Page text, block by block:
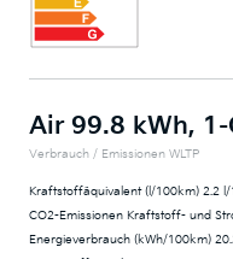
Air 99.8 kWh, 1-
Verbrauch / Emissionen WLTP
Kraftstoffäquivalent (l/100km) 2.2
CO2-Emissionen Kraftstoff- und
Energieverbrauch (kWh/100km)